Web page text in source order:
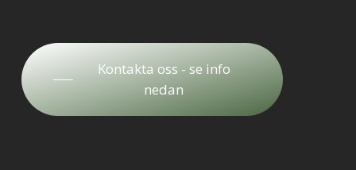
Kontakta oss - se info
nedan